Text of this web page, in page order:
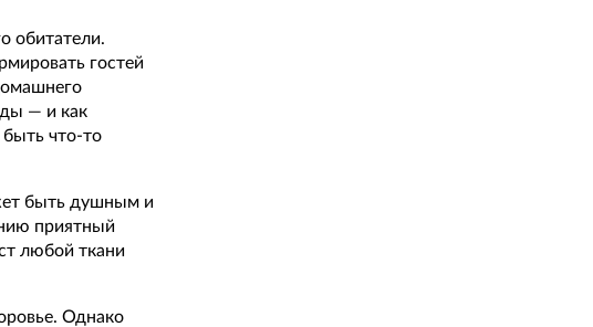
обитатели.
гостей
— и как
что-то
быть душным и
приятный
любой ткани
Однако